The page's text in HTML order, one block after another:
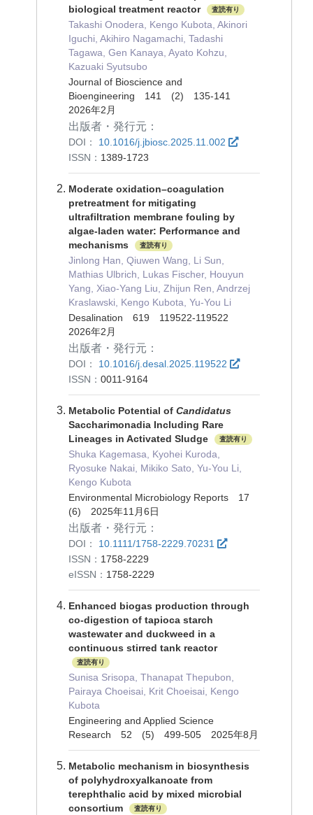
biological treatment reactor
査読有り
Takashi Onodera, Kengo Kubota, Akinori
Iguchi, Akihiro Nagamachi, Tadashi
Tagawa, Gen Kanaya, Ayato Kohzu,
Kazuaki Syutsubo
Journal of Bioscience and
Bioengineering 141 (2) 135-141
2026年2月
出版者・発行元：
DOI：
10.1016/j.jbiosc.2025.11.002
ISSN： 1389-1723
Moderate oxidation–coagulation
pretreatment for mitigating
ultrafiltration membrane fouling by
algae-laden water: Performance and
mechanisms
査読有り
Jinlong Han, Qiuwen Wang, Li Sun,
Mathias Ulbrich, Lukas Fischer, Houyun
Yang, Xiao-Yang Liu, Zhijun Ren, Andrzej
Kraslawski, Kengo Kubota, Yu-You Li
Desalination 619 119522-119522
2026年2月
出版者・発行元：
DOI：
10.1016/j.desal.2025.119522
ISSN： 0011-9164
Metabolic Potential of Candidatus
Saccharimonadia Including Rare
Lineages in Activated Sludge
査読有り
Shuka Kagemasa, Kyohei Kuroda,
Ryosuke Nakai, Mikiko Sato, Yu‐You Li,
Kengo Kubota
Environmental Microbiology Reports 17
(6) 2025年11月6日
出版者・発行元：
DOI：
10.1111/1758-2229.70231
ISSN： 1758-2229
eISSN： 1758-2229
Enhanced biogas production through
co-digestion of tapioca starch
wastewater and duckweed in a
continuous stirred tank reactor
査読有り
Sunisa Srisopa, Thanapat Thepubon,
Pairaya Choeisai, Krit Choeisai, Kengo
Kubota
Engineering and Applied Science
Research 52 (5) 499-505 2025年8月
Metabolic mechanism in biosynthesis
of polyhydroxyalkanoate from
terephthalic acid by mixed microbial
consortium
査読有り